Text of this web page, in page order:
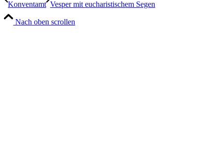
Konventamt Vesper mit eucharistischem Segen
Nach oben scrollen